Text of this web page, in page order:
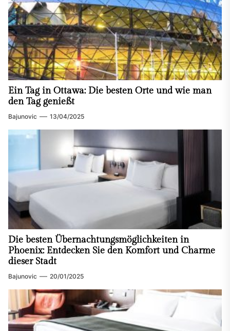
Ein Tag in Ottawa: Die besten Orte und wie man
den Tag genießt
Bajunovic 13/04/2025
Die besten Übernachtungsmöglichkeiten in
Phoenix: Entdecken Sie den Komfort und Charme
dieser Stadt
Bajunovic 20/01/2025